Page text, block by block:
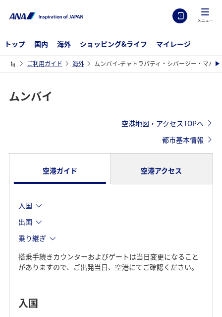
メニュー
トップ 国内 海外 ショッピング&ライフ マイレージ
ご利用ガイド 海外 ムンバイ-チャトラパティ・シバージー・マハ
ムンバイ
空港地図・アクセスTOPへ
都市基本情報
空港ガイド 空港アクセス
入国
出国
乗り継ぎ
搭乗手続きカウンターおよびゲートは当日変更になること
がありますので、ご出発当日、空港にてご確認ください。
入国